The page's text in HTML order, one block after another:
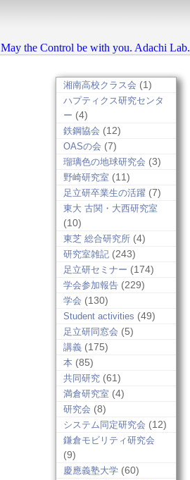
May the Control be with you. Adachi Lab.
湘南高校クラス会 (1)
ハプティクス研究センタ
ー (4)
鉄鋼協会 (12)
OASの会 (7)
瑠璃色の地球研究会 (3)
野崎研究室 (11)
足立研卒業生の活躍 (7)
東大 古関・大西研究室
(10)
東芝 総合研究所 (4)
研究室雑記 (243)
足立研セミナー (174)
学会参加報告 (229)
学会 (130)
Student activities (49)
足立研同窓会 (5)
講義 (175)
本 (85)
共同研究 (61)
満倉研究室 (4)
研究会 (8)
システム同定研究会 (12)
鎌倉モビリティ研究会
(9)
慶應義塾大学 (60)